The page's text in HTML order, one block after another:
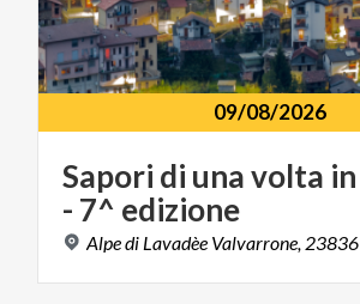
09/08/2026
Sapori di unavolta in
- 7^ edizione
Alpedi Lavadèe Valvarrone, 23836